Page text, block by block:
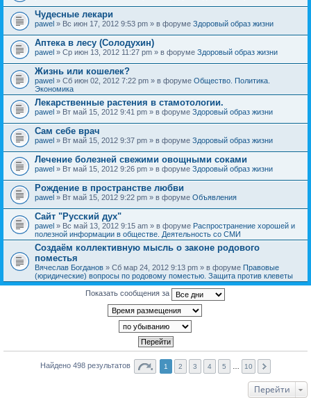
Чудесные лекари
pawel » Вс июн 17, 2012 9:53 pm » в форуме Здоровый образ жизни
Аптека в лесу (Солодухин)
pawel » Ср июн 13, 2012 11:27 pm » в форуме Здоровый образ жизни
Жизнь или кошелек?
pawel » Сб июн 02, 2012 7:22 pm » в форуме Общество. Политика.
Экономика
Лекарственные растения в стамотологии.
pawel » Вт май 15, 2012 9:41 pm » в форуме Здоровый образ жизни
Сам себе врач
pawel » Вт май 15, 2012 9:37 pm » в форуме Здоровый образ жизни
Лечение болезней свежими овощными соками
pawel » Вт май 15, 2012 9:26 pm » в форуме Здоровый образ жизни
Рождение в пространстве любви
pawel » Вт май 15, 2012 9:22 pm » в форуме Объявления
Сайт "Русский дух"
pawel » Вс май 13, 2012 9:15 am » в форуме Распространение хорошей и
полезной информации в обществе. Деятельность со СМИ
Создаём коллективную мысль о законе родового
поместья
Вячеслав Богданов » Сб мар 24, 2012 9:13 pm » в форуме Правовые
(юридические) вопросы по родовому поместью. Защита против клеветы
Показать сообщения за
Найдено 498 результатов 1 2 3 4 5 10
Перейти